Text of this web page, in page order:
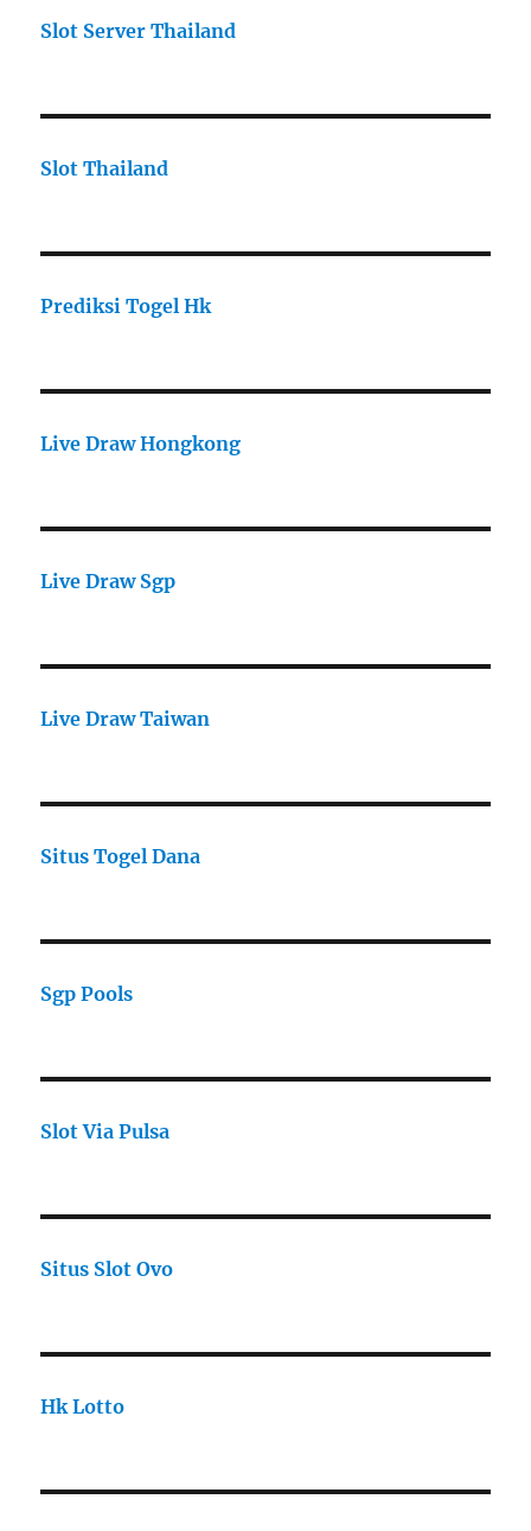
Slot Server Thailand
Slot Thailand
Prediksi Togel Hk
Live Draw Hongkong
Live Draw Sgp
Live Draw Taiwan
Situs Togel Dana
Sgp Pools
Slot Via Pulsa
Situs Slot Ovo
Hk Lotto